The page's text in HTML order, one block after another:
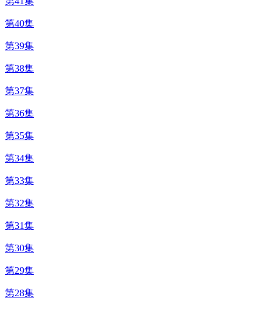
第40集
第39集
第38集
第37集
第36集
第35集
第34集
第33集
第32集
第31集
第30集
第29集
第28集